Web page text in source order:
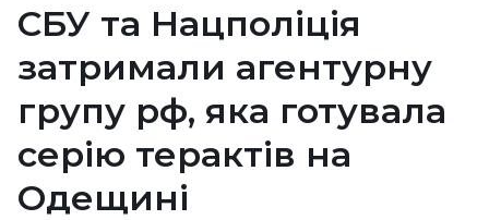
СБУ та Нацполіція
затримали агентурну
групу рф, яка готувала
серію терактів на
Одещині